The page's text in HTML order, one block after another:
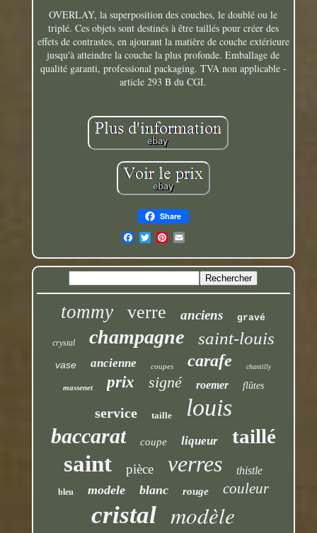
OVERLAY, la superposition des couches, le doublé ou le
triplé. Ces objets sont destinés à être taillés pour créer des
effets de contrastes, en ajourant la matière de couche extérieure
jusqu'à atteindre la couche la plus profonde. Emballage de
qualité garanti, professional packaging. TVA non applicable -
article 293 B du CGI.
Share
tommy verre anciens gravé
crystal champagne saint-louis
vase ancienne coupes carafe chantilly
massenet prix signé roemer flûtes
service taille louis
baccarat coupe liqueur taillé
saint pièce verres thistle
bleu modele blanc rouge couleur
cristal modèle